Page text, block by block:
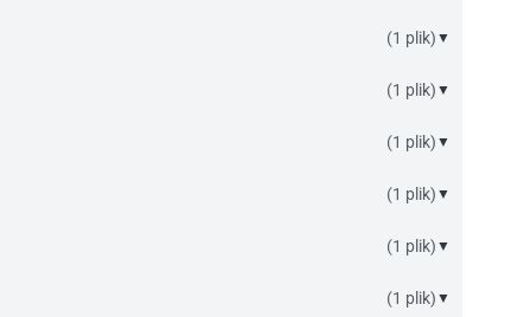
(1 plik) ▼
(1 plik) ▼
(1 plik) ▼
(1 plik) ▼
(1 plik) ▼
(1 plik) ▼